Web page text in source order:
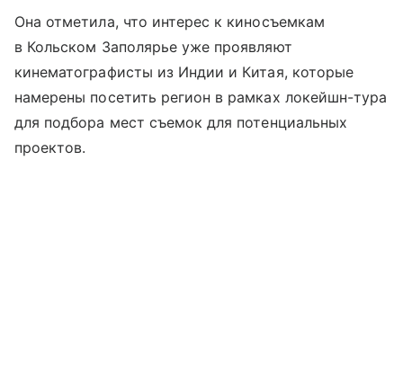
Она отметила, что интерес к киносъемкам
в Кольском Заполярье уже проявляют
кинематографисты из Индии и Китая, которые
намерены посетить регион в рамках локейшн-тура
для подбора мест съемок для потенциальных
проектов.